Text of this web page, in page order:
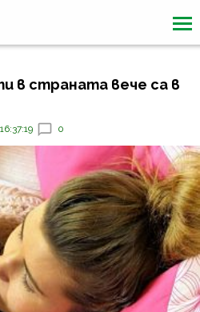
в страната вече са в
0